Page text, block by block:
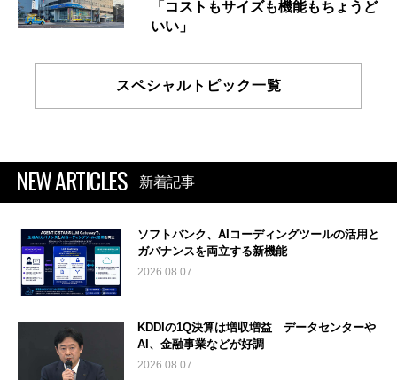
「コストもサイズも機能もちょうど
いい」
スペシャルトピック一覧
NEW ARTICLES 新着記事
ソフトバンク、AIコーディングツールの活用と
ガバナンスを両立する新機能
2026.08.07
KDDIの1Q決算は増収増益 データセンターや
AI、金融事業などが好調
2026.08.07